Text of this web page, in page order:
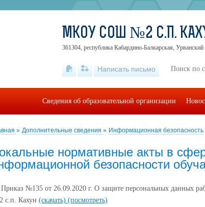
» Дополнительные сведения » Информационная безопасность
нормативные акты в
безопасности
Приказ №135 от 26.09.2020 г. О защите персональных данных
с.п. Кахун (скачать) (посмотреть)
МКОУ СОШ №2 С.П.
361304, республика Кабардино-Балкарская,
Написать письмо
Сведения об образовательной организации